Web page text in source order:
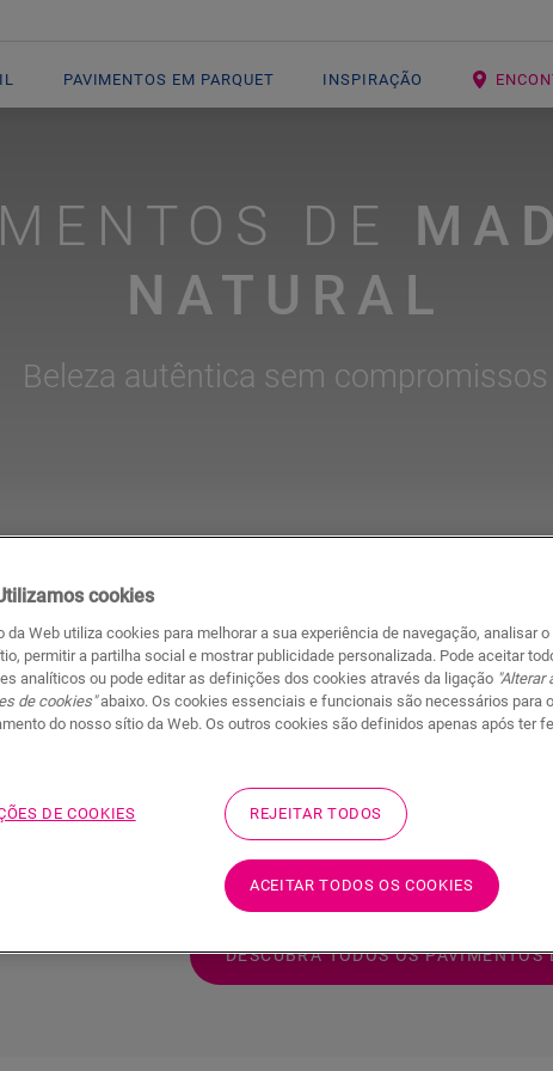
PAVIMENTOS EM PARQUET INSPIRAÇÃO
DE
NATURAL
Beleza autêntica sem compromissos
à água Wood for Life
Está à procura de um ambiente
pavimento de madeira o poderá
estilos, os nossos pavimentos de
seus desejos.
DESCUBRA TODOS OS PAVIMENTOS
cookies
da Web utiliza cookies para melhorar a sua experiência de navegação, analisar
permitir a partilha social e mostrar publicidade personalizada. Pode aceitar
analíticos ou pode editar as definições dos cookies através da ligação "Alterar
de cookies"abaixo. Os cookies essenciais e funcionais são necessários para
do nosso sítio da Web. Os outros cookies são definidos apenas após ter
DE COOKIES REJEITAR TODOS
ACEITAR TODOS OS COOKIES